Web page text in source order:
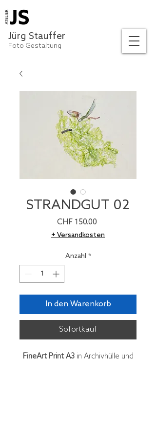
Jürg Stauffer
Foto Gestaltung
STRANDGUT 02
CHF 150.00Preis
+ Versandkosten
Anzahl *
In den Warenkorb
Sofortkauf
FineArt Print A3 in Archivhülle und